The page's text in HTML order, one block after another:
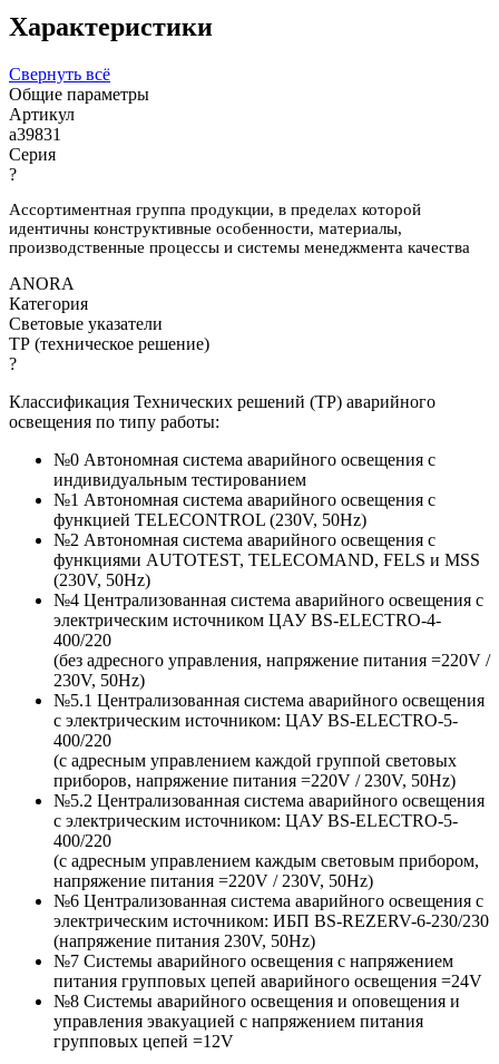
Характеристики
Свернуть всё
Общие параметры
Артикул
a39831
Серия
?
Ассортиментная группа продукции, в пределах которой
идентичны конструктивные особенности, материалы,
производственные процессы и системы менеджмента качества
ANORA
Категория
Световые указатели
ТР (техническое решение)
?
Классификация Технических решений (ТР) аварийного
освещения по типу работы:
№0 Автономная система аварийного освещения с
индивидуальным тестированием
№1 Автономная система аварийного освещения с
функцией TELECONTROL (230V, 50Hz)
№2 Автономная система аварийного освещения с
функциями AUTOTEST, TELECOMAND, FELS и MSS
(230V, 50Hz)
№4 Централизованная система аварийного освещения с
электрическим источником ЦАУ BS-ELECTRO-4-
400/220
(без адресного управления, напряжение питания =220V /
230V, 50Hz)
№5.1 Централизованная система аварийного освещения
с электрическим источником: ЦАУ BS-ELEСTRO-5-
400/220
(c адресным управлением каждой группой световых
приборов, напряжение питания =220V / 230V, 50Hz)
№5.2 Централизованная система аварийного освещения
с электрическим источником: ЦАУ BS-ELEСTRO-5-
400/220
(c адресным управлением каждым световым прибором,
напряжение питания =220V / 230V, 50Hz)
№6 Централизованная система аварийного освещения с
электрическим источником: ИБП BS-REZERV-6-230/230
(напряжение питания 230V, 50Hz)
№7 Системы аварийного освещения с напряжением
питания групповых цепей аварийного освещения =24V
№8 Системы аварийного освещения и оповещения и
управления эвакуацией с напряжением питания
групповых цепей =12V